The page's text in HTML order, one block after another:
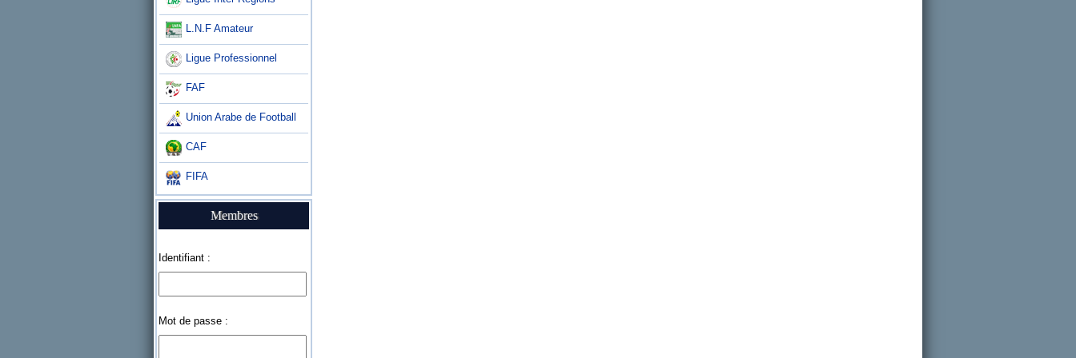
L.N.F Amateur
Ligue Professionnel
FAF
Union Arabe de Football
CAF
FIFA
Membres
Identifiant :
Mot de passe :